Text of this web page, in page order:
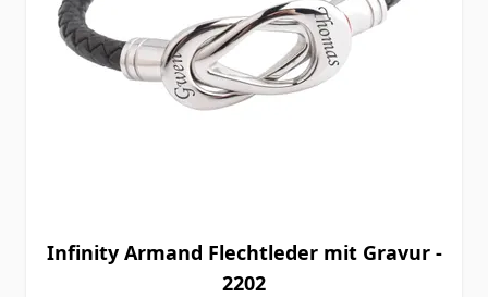
Infinity Armand Flechtleder mit Gravur -
2202